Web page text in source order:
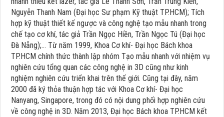
Nguyễn Thanh Nam (Đại học Sư phạm Kỹ thuật TP.HCM); Tích
hợp kỹ thuật thiết kế ngược và công nghệ tạo mẫu nhanh trong
chế tạo cơ khí, tác giả Trần Ngọc Hiền, Trần Ngọc Tú (Đại học
Đà Nẵng);… Từ năm 1999, Khoa Cơ khí- Đại học Bách khoa
TP.HCM chính thức thành lập nhóm Tạo mẫu nhanh với nhiệm vụ
nghiên cứu tổng quan các công nghệ in 3D cũng như kinh
nghiệm nghiên cứu triển khai trên thế giới. Cũng tại đây, năm
2000 đã ký thỏa thuận hợp tác với Khoa Cơ khí- Đại học
Nanyang, Singapore, trong đó có nội dung phối hợp nghiên cứu
về công nghệ in 3D. Năm 2013, Đại học Bách khoa TP.HCM kết